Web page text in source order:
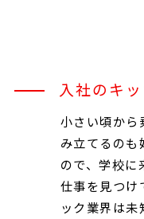
入社のキ
小さい頃から
み立てるのも
ので、学校に
仕事を見つけ
ック業界は